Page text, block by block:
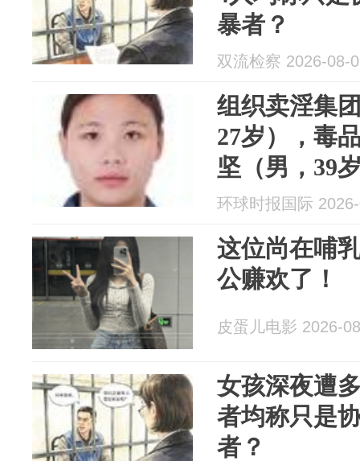
暴者？
双流检察 2026-08-
组织卖淫集
27岁），毒
坚（男，39
通缉
环球时报国际
这位尚在哺
公赚欢了！
皮蛋儿电影 2026-
女孩深夜遭
者均称只是
者？